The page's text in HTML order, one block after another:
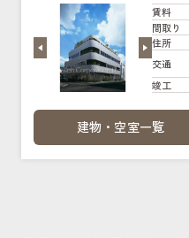
賃料
間取り
住所
交通
竣工
建物・空室一覧